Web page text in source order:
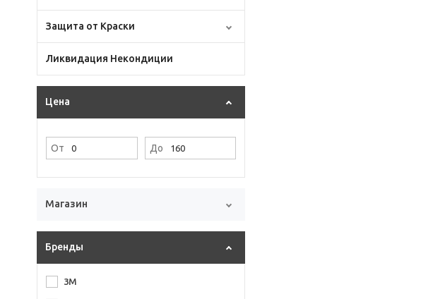
Защита от Краски
Ликвидация Некондиции
Цена
От До
Магазин
Бренды
3M